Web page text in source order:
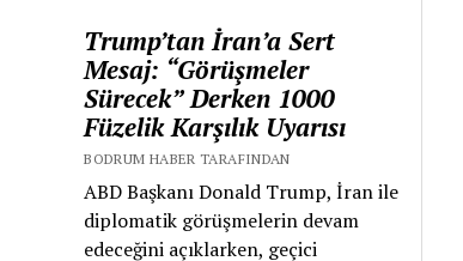
Trump’tan İran’a Sert
Mesaj: “Görüşmeler
Sürecek” Derken 1000
Füzelik Karşılık Uyarısı
BODRUM HABER TARAFINDAN
ABD Başkanı Donald Trump, İran ile
diplomatik görüşmelerin devam
edeceğini açıklarken, geçici